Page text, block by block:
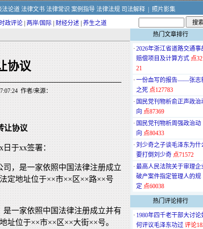
法论道 法律文书 法律常识 案例指导 法律法规 司法解释|
照片影集
时政评论 两岸/国际 财经分述 养生之道
协议
作者/来源：
让协议
日于xx签署：
，是一家依照中国法律注册成立
定地址位于××市××区××路××号
一家依照中国法律注册成立并有
址位于××市××区××大街××号。
热门文章排行
· 2026年浙江省道路交通事
赔偿项目及计算方式 点
21
· 一份血写的报告——张志
之死 点127783
· 国民党刊物析俞正声政治
向 点87369
· 国民党刊物析周强政治动
向 点80433
· 刘少奇之子谈毛泽东为什
要打倒刘少奇 点71572
· 最高人民法院关于审理企
破产案件指定管理人的规
定 点60038
热门评论排行
· 1980年四千老干部大讨论
何评议毛泽东功过 评论